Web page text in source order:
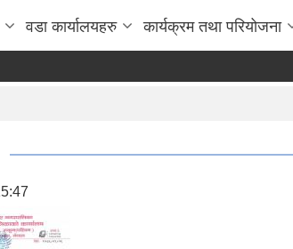
वडा कार्यालयहरु कार्यक्रम तथा परियोजना